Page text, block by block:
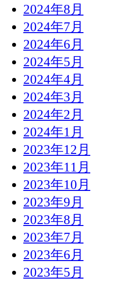
2024年8月
2024年7月
2024年6月
2024年5月
2024年4月
2024年3月
2024年2月
2024年1月
2023年12月
2023年11月
2023年10月
2023年9月
2023年8月
2023年7月
2023年6月
2023年5月